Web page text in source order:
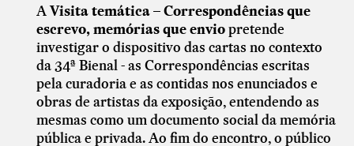
AVisita temática–Correspondências que
escrevo, memórias que enviopretende
investigar o dispositivo das cartas no contexto
da 34ª Bienal - as Correspondências escritas
pela curadoria e as contidas nos enunciados e
obras de artistas da exposição, entendendo as
mesmas como um documento social da memória
pública e privada. Ao fim do encontro, o público